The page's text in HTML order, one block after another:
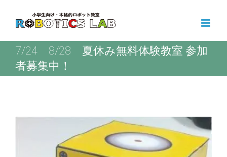
content
7/24 8/28 夏休み無料体験教室 参加
者募集中！